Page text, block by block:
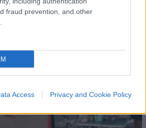
fraud prevention, and other
Access Privacy and Cookie Policy